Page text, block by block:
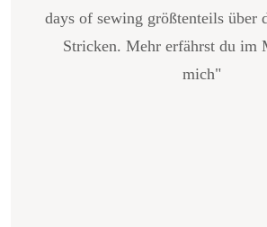
days of sewing größtenteils über
Stricken. Mehr erfährst du im
mich"